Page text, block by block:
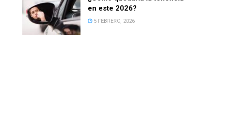
en este 2026?
5 FEBRERO, 2026